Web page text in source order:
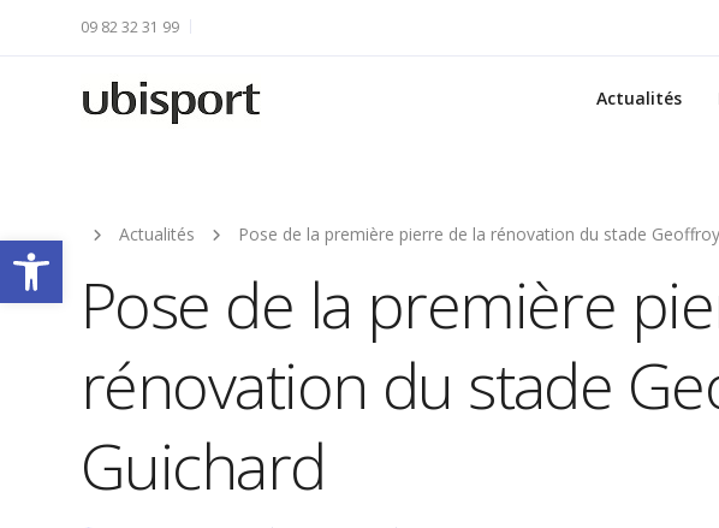
Ouvrir la barre d’outils
09 82 32 31 99
Actualités
Actualités Pose de la première pierre de la rénovation du stade
Pose de la première
rénovation du stade
Guichard